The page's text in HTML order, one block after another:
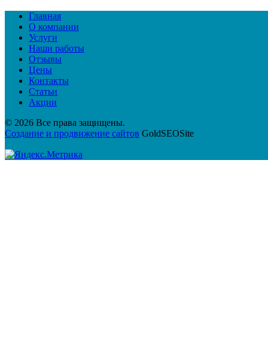
Главная
О компании
Услуги
Наши работы
Отзывы
Цены
Контакты
Статьи
Акции
© 2026 Все права защищены.
Создание и продвижение сайтов GoldSEOSite